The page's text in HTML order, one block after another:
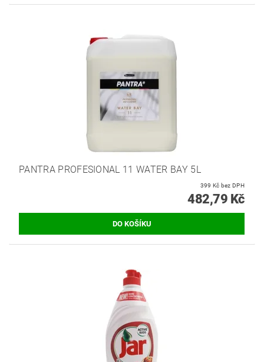
PANTRA PROFESIONAL 11 WATER BAY 5L
399 Kč bez DPH
482,79 Kč